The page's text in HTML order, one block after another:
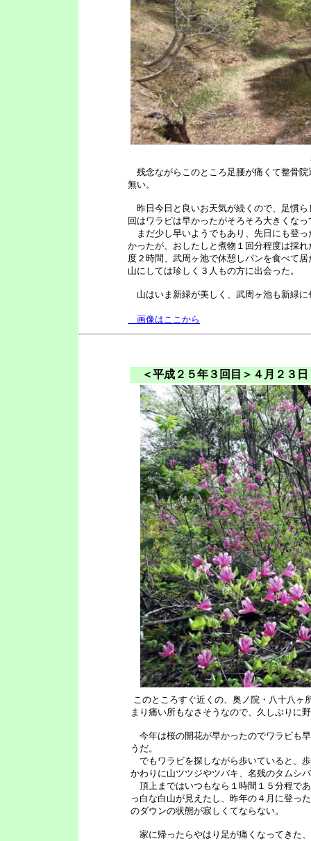
残念ながらこのところ足腰が痛くて整骨
無い。
昨日今日と良いお天気が続くので、足慣
回はワラビは早かったがそろそろ大きくな
まだ少し早いようでもあり、先日にも登
かったが、おしたしと煮物１回分程度は採
度２時間、武周ヶ池で休憩しパンを食べて
山にしては珍しく３人もの方に出会った。
山はいま新緑が美しく、武周ヶ池も新緑に
画像はここから
＜平成２５年３回目＞４月２３
このところすぐ近くの、奥ノ院・八十八ヶ
まり痛い所もなさそうなので、久しぶりに
今年は桜の開花が早かったのでワラビも
うだ。
でもワラビを探しながら歩いていると、
かわりに山ツツジやツバキ、名残のタムシ
頂上まではいつもなら１時間１５分程で
っ白な白山が見えたし、昨年の４月に登っ
のダウンの状態が寂しくてならない。
家に帰ったらやはり足が痛くなってきた